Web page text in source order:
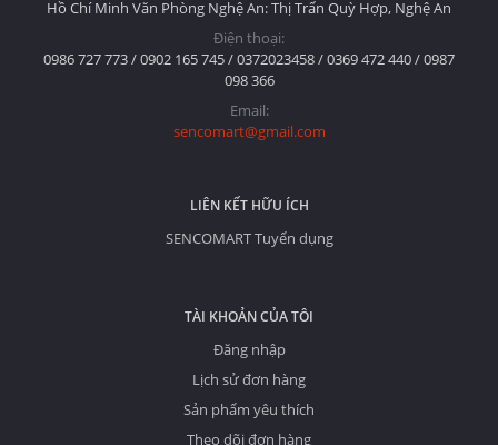
Hồ Chí Minh Văn Phòng Nghệ An: Thị Trấn Quỳ Hợp, Nghệ An
Điện thoại:
0986 727 773 / 0902 165 745 / 0372023458 / 0369 472 440 / 0987
098 366
Email:
sencomart@gmail.com
LIÊN KẾT HỮU ÍCH
SENCOMART Tuyển dụng
TÀI KHOẢN CỦA TÔI
Đăng nhập
Lịch sử đơn hàng
Sản phẩm yêu thích
Theo dõi đơn hàng